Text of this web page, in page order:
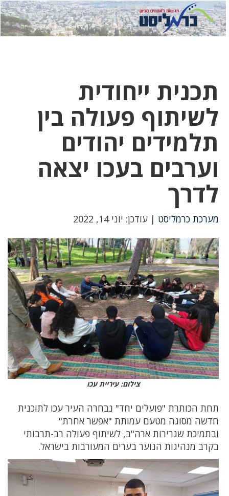
לחץ
כאן
לחץ
כדי
תכנית ייחודית
לשיתוף פעולה בין
תלמידים יהודים
וערבים בעכו יצאה
לדרך
מערכת כרמליסט | עודכן: יוני 14, 2022
צילום: עיריית עכו
תחת הכותרת "פועלים יחד" נבחרה העיר עכו לתוכנית
חדשה מסוגה מטעם עמותת "אפשר אחרת"
ובתמיכת שגרירות ארה"ב, לשיתוף פעולה רב-תרבותי
בקרב מנהיגות הנוער בערים המעורבות בישראל.